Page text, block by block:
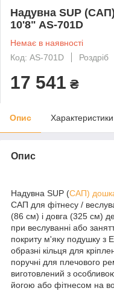
Надувна SUP
10'8" AS-701D
Немає в наявності
Код: AS-701D
Роздріб
17 541 ₴
Опис Характеристики
Опис
Надувна SUP (САП)
САП для фітнесу /
(86 см) і довга (325 см)
при веслуванні або
покриту м'яку подушку з
образні кільця для
поручні для плечового
виготовлений з
йогою або фітнесом на